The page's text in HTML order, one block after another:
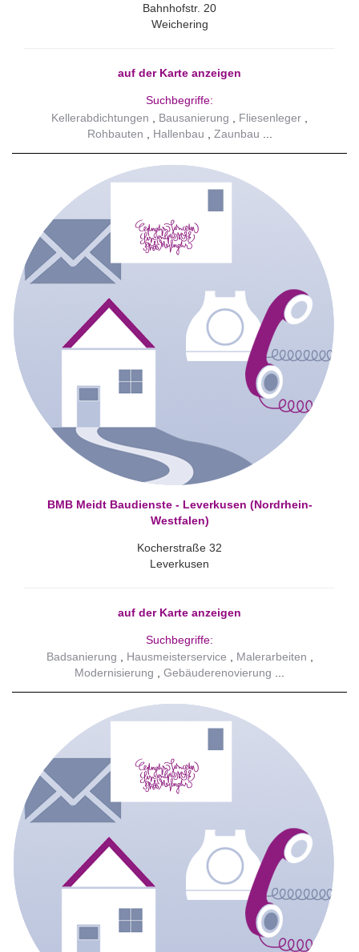
Bahnhofstr. 20
Weichering
auf der Karte anzeigen
Suchbegriffe:
Kellerabdichtungen
Bausanierung
Fliesenleger
Rohbauten
Hallenbau Zaunbau
BMB Meidt Baudienste - Leverkusen (Nordrhein-
Westfalen)
Kocherstraße 32
Leverkusen
auf der Karte anzeigen
Suchbegriffe:
Badsanierung
Hausmeisterservice
Malerarbeiten
Modernisierung
Gebäuderenovierung